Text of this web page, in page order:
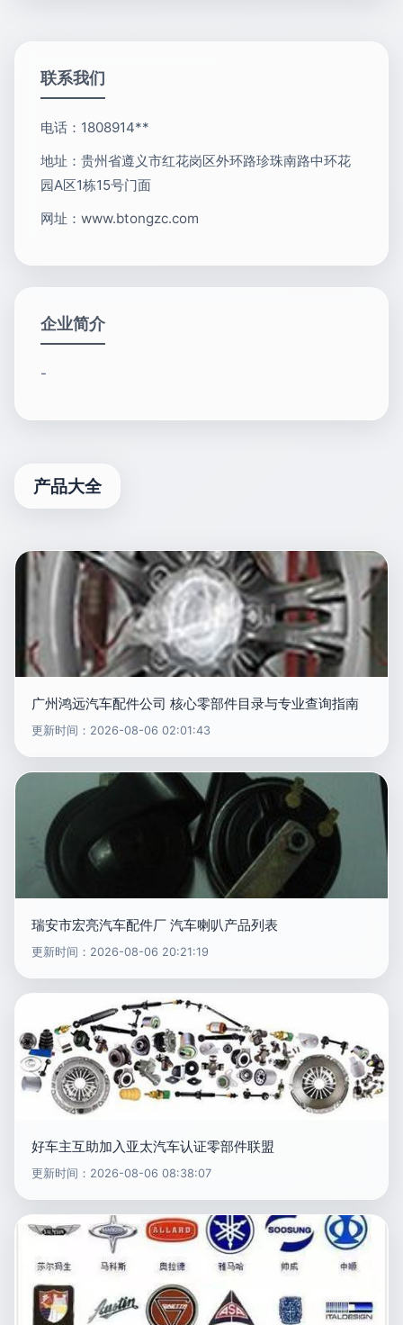
联系我们
电话：1808914**
地址：贵州省遵义市红花岗区外环路珍珠南路中环花
园A区1栋15号门面
网址： www.btongzc.com
企业简介
-
产品大全
广州鸿远汽车配件公司 核心零部件目录与专业查询指南
更新时间：2026-08-06 02:01:43
瑞安市宏亮汽车配件厂 汽车喇叭产品列表
更新时间：2026-08-06 20:21:19
好车主互助加入亚太汽车认证零部件联盟
更新时间：2026-08-06 08:38:07